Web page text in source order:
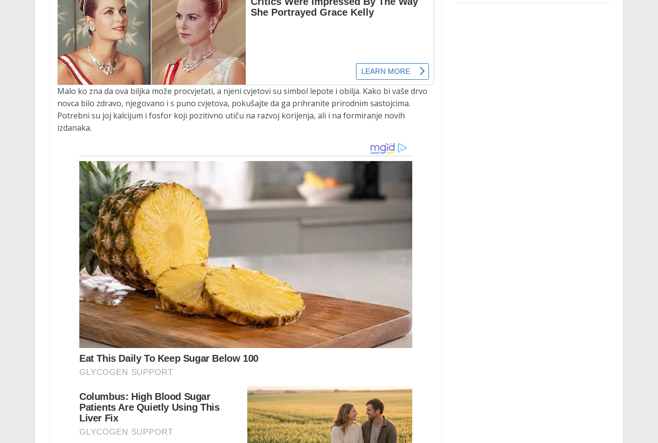
Malo ko zna da ova biljka može procvjetati, a njeni cvjetovi su simbol lepote i obilja. Kako bi vaše drvo
novca bilo zdravo, njegovano i s puno cvjetova, pokušajte da ga prihranite prirodnim sastojcima.
Potrebni su joj kalcijum i fosfor koji pozitivno utiču na razvoj korijenja, ali i na formiranje novih
izdanaka.